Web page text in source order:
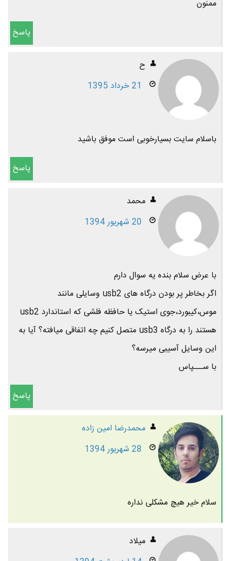
ممنون
پاسخ
ح
21 خرداد 1395
باسلام سایت بسیارخوبی است موفق باشید
پاسخ
محمد
20 شهریور 1394
با عرض سلام بنده یه سوال دارم
اگر بخاطر پر بودن درگاه های usb2 وسایلی مانند
موس،کیبورد،جوی استیک یا حافظه فلشی که استاندارد usb2
هستند را به درگاه usb3 متصل کنیم چه اتفاقی میافته؟ آیا به
این وسایل آسیبی میرسه؟
با ســـپاس
پاسخ
محمدرضا امين زاده
28 شهریور 1394
سلام خیر هیچ مشکلی نداره
میلاد